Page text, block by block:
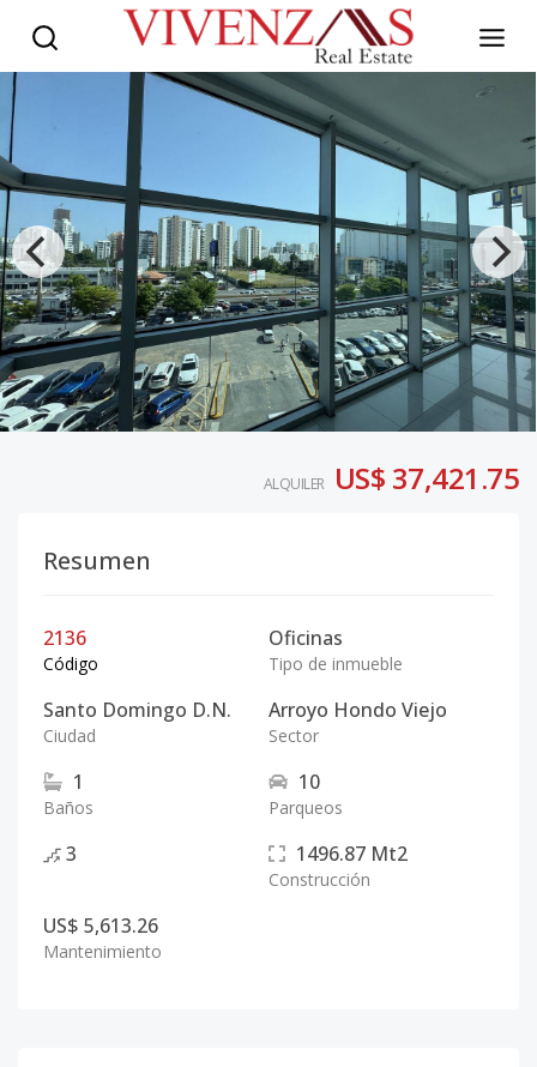
ALQUILER US$ 37,421.75
Resumen
2136
Código
Oficinas
Tipo de inmueble
Santo Domingo D.N.
Ciudad
Arroyo Hondo Viejo
Sector
1
Baños
10
Parqueos
3 1496.87 Mt2
Construcción
US$ 5,613.26
Mantenimiento